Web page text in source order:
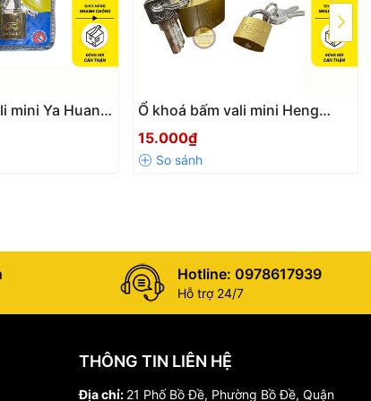
mini Ya Huan
thau kích
nhỏ gọn, siêu
chắn
Ổ khoá bấm vali mini Heng
Sheng bằng đồng thau kích
thước 20-25-32mm nhỏ gọn,
siêu bền, chắc chắn
15.000₫
Hotline: 0978617939
Hỗ trợ 24/7
THÔNG TIN LIÊN HỆ
Địa chỉ: 21 Phố Bồ Đề, Phường Bồ Đề, Quận